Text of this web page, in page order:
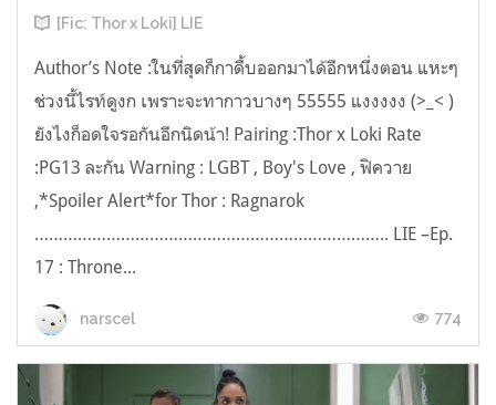
[Fic: Thor x Loki] LIE
Author’s Note :ในที่สุดก็กาดื้บออกมาได้อีกหนึ่งตอน แหะๆ
ช่วงนี้ไรท์ดูงก เพราะจะทากาวบางๆ 55555 แงงงงง (>_< )
ยังไงก็อดใจรอกันอีกนิดน้า! Pairing :Thor x Loki Rate
:PG13 ละกัน Warning : LGBT , Boy's Love , ฟิควาย
,*Spoiler Alert*for Thor : Ragnarok
……………………………………………………………….. LIE –Ep.
17 : Throne...
narscel 774